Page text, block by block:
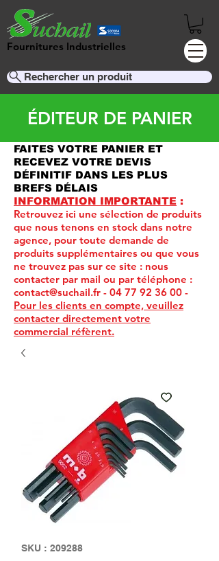
Fournitures Industrielles
Rechercher un produit
ÉDITEUR DE PANIER
FAITES VOTRE PANIER ET
RECEVEZ VOTRE DEVIS
DÉFINITIF DANS LES PLUS
BREFS DÉLAIS
INFORMATION IMPORTANTE :
Retrouvez ici une sélection de produits
que nous tenons en stock dans notre
agence, pour toute demande de
produits supplémentaires ou que vous
ne trouvez pas sur ce site : nous
contacter par mail ou par téléphone :
contact@suchail.fr - 04 77 92 36 00 -
Pour les clients en compte, veuillez
contacter directement votre
commercial réfèrent.
SKU : 209288